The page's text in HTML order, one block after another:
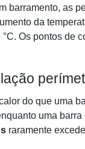
barramento, as
da
Os pontos de
do que uma
uma
raramente